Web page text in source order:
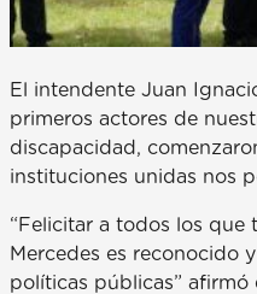
El intendente Juan
primeros actores de
discapacidad,
instituciones unidas nos
“Felicitar a todos los que
Mercedes es reconocido
políticas públicas” afirmó